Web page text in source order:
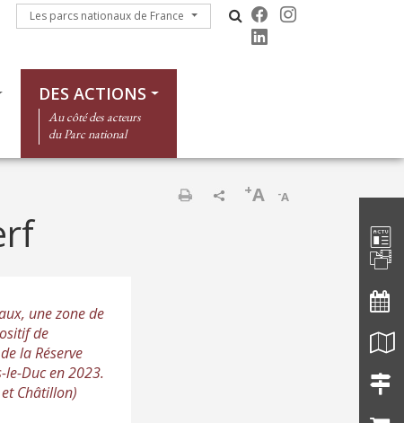
Les parcs nationaux de France
Les parcs nationaux de France
DES ACTIONS
Au côté des acteurs
du Parc national
-A
+A
une zone de
de
la Réserve
le-Duc en 2023.
Châtillon)